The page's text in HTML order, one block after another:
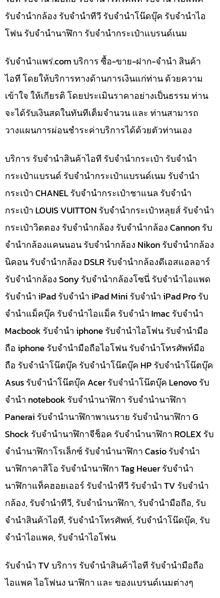
รับจำนำกล้อง รับจำนำทีวี รับจำนำโน๊ดบุ๊ค รับจำนำไอ
โฟน รับจำนำนาฬิกา รับจำนำกระเป๋าแบรนด์เนม
รับจํานําแพร่.com บริการ ซื้อ-ขาย-ฝาก-จำนำ สินค้า
ไอที โดยให้บริการทางด้านการเงินแก่ท่าน ด้วยความ
เข้าใจ ให้เกียรติ โดยประเมินราคาอย่างเป็นธรรม ท่าน
จะได้รับเงินสดในทันทีเต็มจำนวน และ ท่านสามารถ
วางแผนการผ่อนชำระค่าบริการได้ด้วยตัวท่านเอง
บริการ รับจำนำสินค้าไอที รับจำนำกระเป๋า รับจำนำ
กระเป๋าแบรนด์ รับจำนำกระเป๋าแบรนด์เนม รับจำนำ
กระเป๋า CHANEL รับจำนำกระเป๋าชาแนล รับจำนำ
กระเป๋า LOUIS VUITTON รับจำนำกระเป๋าหลุยส์ รับจำนำ
กระเป๋าวิตตอง รับจำนำกล้อง รับจำนำกล้อง Cannon รับ
จำนำกล้องแคนนอน รับจำนำกล้อง Nikon รับจำนำกล้อง
นิคอน รับจำนำกล้อง DSLR รับจำนำกล้องดีเอสแอลอาร์
รับจำนำกล้อง Sony รับจำนำกล้องโซนี่ รับจำนำไอแพด
รับจำนำ iPad รับจำนำ iPad Mini รับจำนำ iPad Pro รับ
จำนำแม็คบุ๊ค รับจำนำไอแม็ค รับจำนำ Imac รับจำนำ
Macbook รับจำนำ iphone รับจำนำไอโฟน รับจำนำมือ
ถือ iphone รับจำนำมือถือไอโฟน รับจำนำโทรศัพท์มือ
ถือ รับจำนำโน๊ตบุ๊ค รับจำนำโน๊ตบุ๊ค HP รับจำนำโน๊ตบุ๊ค
Asus รับจำนำโน๊ตบุ๊ค Acer รับจำนำโน๊ตบุ๊ค Lenovo รับ
จำนำ notebook รับจำนำนาฬิกา รับจำนำนาฬิกา
Panerai รับจำนำนาฬิกาพาเนราย รับจำนำนาฬิกา G
Shock รับจำนำนาฬิกาจีช็อค รับจำนำนาฬิกา ROLEX รับ
จำนำนาฬิกาโรเล็กซ์ รับจำนำนาฬิกา Casio รับจำนำ
นาฬิกาคาสิโอ รับจำนำนาฬิกา Tag Heuer รับจำนำ
นาฬิกาแท็คฮอยเออร์ รับจำนำทีวี รับจำนำ TV รับจำนำ
กล้อง, รับจำนำทีวี, รับจำนำนาฬิกา, รับจำนำมือถือ, รับ
จำนำสินค้าไอที, รับจำนำโทรศัพท์, รับจำนำโน๊ดบุ๊ค, รับ
จำนำไอแพค, รับจำนำไอโฟน
รับจำนำ TV บริการ รับจำนำสินค้าไอที รับจำนำมือถือ
ไอแพค ไอโฟนง นาฬิกา และ ของแบรนด์เนมต่างๆ